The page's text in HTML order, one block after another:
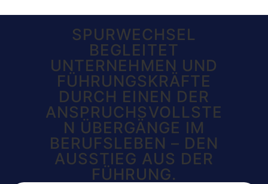
SPURWECHSEL
BEGLEITET
UNTERNEHMEN UND
FÜHRUNGSKRÄFTE
DURCH EINEN DER
ANSPRUCHSVOLLSTE
N ÜBERGÄNGE IM
BERUFSLEBEN – DEN
AUSSTIEG AUS DER
FÜHRUNG.